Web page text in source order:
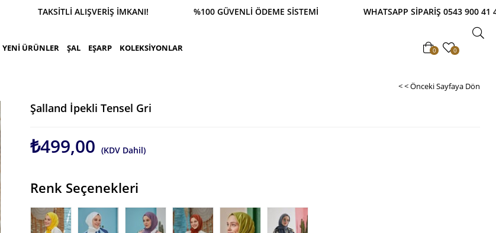
0543 900 41 41 1500 TL ÜZERİ KARGO ÜCRETSİZ! TAKSİTLİ ALIŞVERİŞ İMKANI! %100 GÜVENLİ
YENİ ÜRÜNLER ŞAL EŞARP KOLEKSİYONLAR 0 0
< < Önceki Sayfaya Dön
Şalland İpekli Tensel Gri
₺499,00 (KDV Dahil)
Renk Seçenekleri